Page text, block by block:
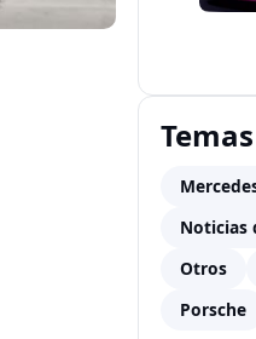
Noticias
Otros
Porsche